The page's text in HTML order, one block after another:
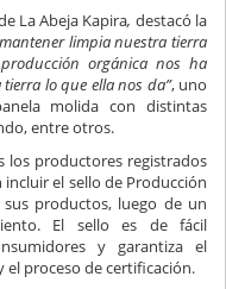
La Abeja Kapira, destacó la
limpia nuestra tierra
orgánica nos ha
lo que ella nos da”, uno
molida con distintas
entre otros.
los productores registrados
incluir el sello de Producción
productos, luego de un
El sello es de fácil
y garantiza el
proceso de certificación.